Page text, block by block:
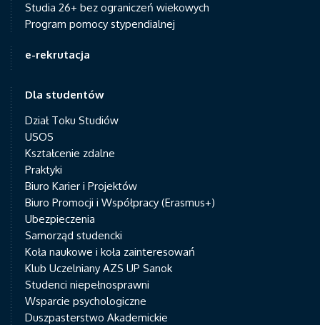
Studia 26+ bez ograniczeń wiekowych
Program pomocy stypendialnej
e-rekrutacja
Dla studentów
Dział Toku Studiów
USOS
Kształcenie zdalne
Praktyki
Biuro Karier i Projektów
Biuro Promocji i Współpracy (Erasmus+)
Ubezpieczenia
Samorząd studencki
Koła naukowe i koła zainteresowań
Klub Uczelniany AZS UP Sanok
Studenci niepełnosprawni
Wsparcie psychologiczne
Duszpasterstwo Akademickie